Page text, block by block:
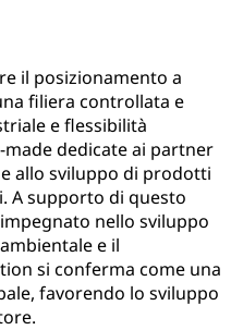
il posizionamento a
filiera controllata e
e flessibilità
dedicate ai partner
allo sviluppo di prodotti
A supporto di questo
nello sviluppo
e il
si conferma come una
favorendo lo sviluppo